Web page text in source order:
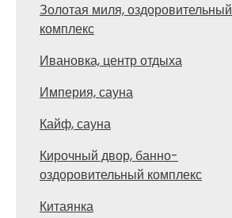
Золотая миля, оздоровительный
комплекс
Ивановка, центр отдыха
Империя, сауна
Кайф, сауна
Кирочный двор, банно-
оздоровительный комплекс
Китаянка